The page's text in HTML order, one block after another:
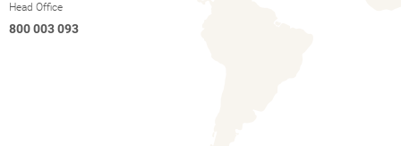
Head Office
800 003 093